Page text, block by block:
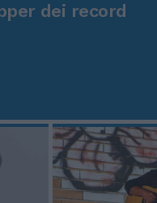
dei record